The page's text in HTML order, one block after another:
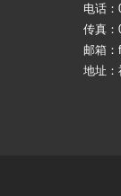
电话：
传真：
邮箱
地址